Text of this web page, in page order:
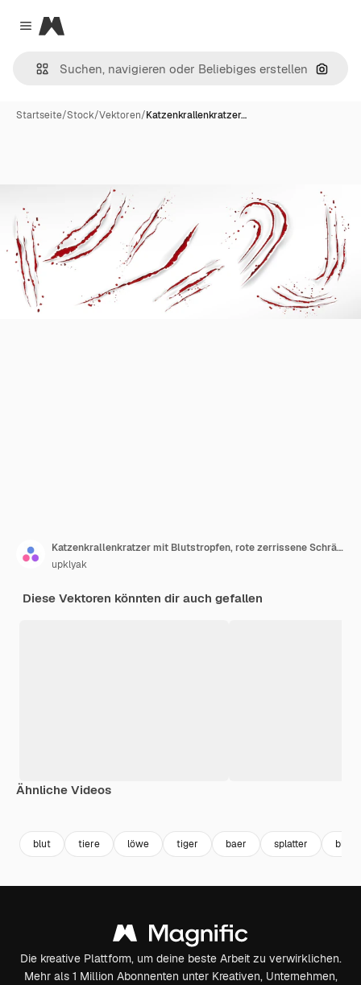
Close menu
Magnific
Nach
Startseite/Stock/Vektoren/Katzenkrallenkratzer…
Katzenkrallenkratzer mit Blutstropfen, rote zerrissene Schrägstriche von Wildtieren
upklyak
Diese Vektoren könnten dir auch gefallen
Ähnliche Videos
blut tiere löwe tiger baer splatter blut
Die kreative Plattform, um deine beste Arbeit zu verwirklichen.
Mehr als 1 Million Abonnenten unter Kreativen, Unternehmen,